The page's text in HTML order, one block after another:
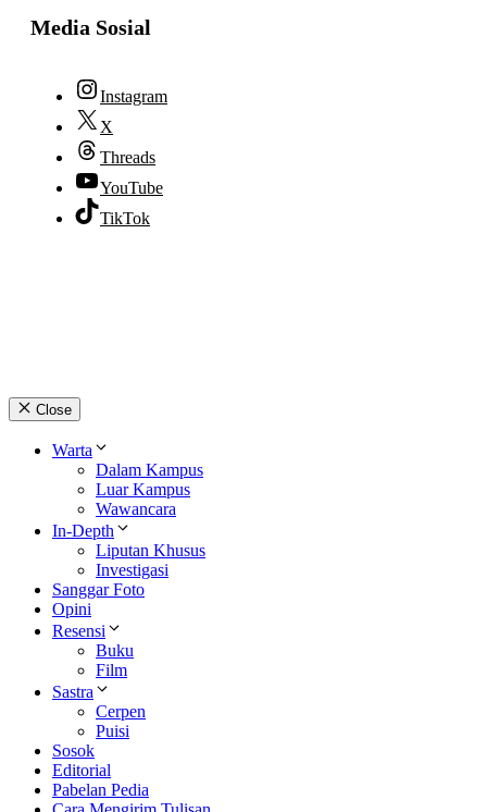
Media Sosial
Instagram
X
Threads
YouTube
TikTok
Close
Warta
Dalam Kampus
Luar Kampus
Wawancara
In-Depth
Liputan Khusus
Investigasi
Sanggar Foto
Opini
Resensi
Buku
Film
Sastra
Cerpen
Puisi
Sosok
Editorial
Pabelan Pedia